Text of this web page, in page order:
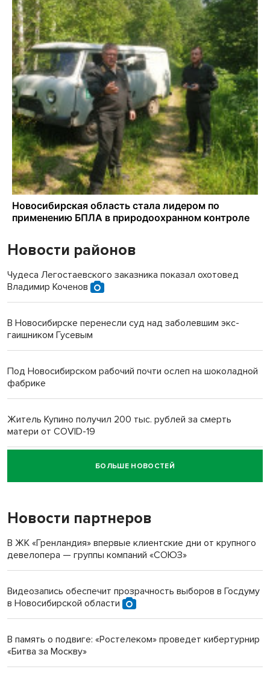
Новости районов
Чудеса Легостаевского заказника показал охотовед
Владимир Коченов
В Новосибирске перенесли суд над заболевшим экс-
гаишником Гусевым
Под Новосибирском рабочий почти ослеп на шоколадной
фабрике
Житель Купино получил 200 тыс. рублей за смерть
матери от COVID-19
Новосибирский суд наказал водителя за смерть
пенсионерки на вокзале
«Мы живём на пастбище!»: в новосибирском селе лошади
терроризируют жителей
Новосибирский преподаватель с женой вошли в топ-16
БОЛЬШЕ НОВОСТЕЙ
Новости партнеров
В ЖК «Гренландия» впервые клиентские дни от крупного
девелопера — группы компаний «СОЮЗ»
Видеозапись обеспечит прозрачность выборов в Госдуму
в Новосибирской области
В память о подвиге: «Ростелеком» проведет кибертурнир
«Битва за Москву»